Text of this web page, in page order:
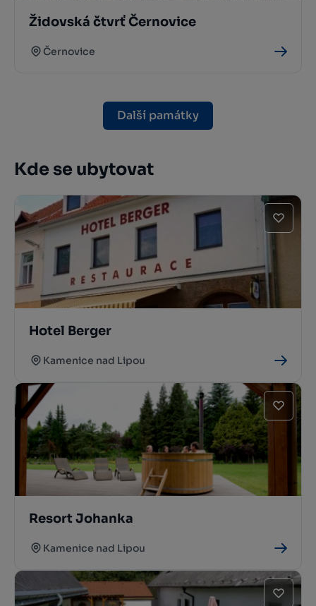
Židovská čtvrť Černovice
Černovice
Další památky
Kde se ubytovat
Hotel Berger
Kamenice nad Lipou
Resort Johanka
Kamenice nad Lipou